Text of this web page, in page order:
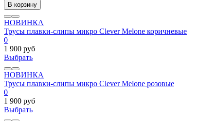
В корзину
НОВИНКА
Трусы плавки-слипы микро Clever Melone коричневые
0
1 900 руб
Выбрать
НОВИНКА
Трусы плавки-слипы микро Clever Melone розовые
0
1 900 руб
Выбрать